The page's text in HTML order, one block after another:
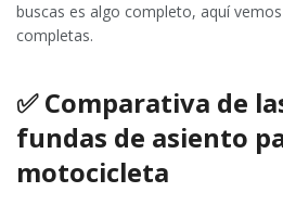
buscas es algo completo, aquí
completas.
✅Comparativa de
fundas de asiento
motocicleta